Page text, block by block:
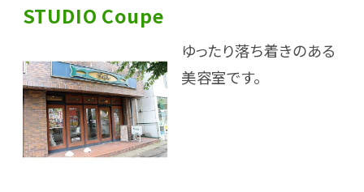
STUDIO Coupe
ゆったり落ち着きのある
美容室です。